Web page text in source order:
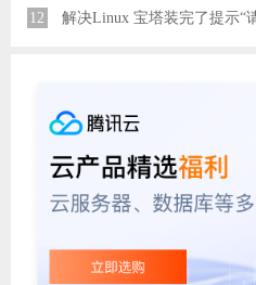
12 解决Linux 宝塔装完了提示“